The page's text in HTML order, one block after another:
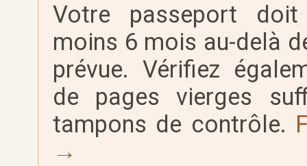
Votre passeport
moins 6 mois au-delà
prévue. Vérifiez
de pages vierges
tampons de contrôle.
→